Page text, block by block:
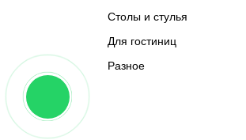
Столы и стулья
Для гостиниц
Разное